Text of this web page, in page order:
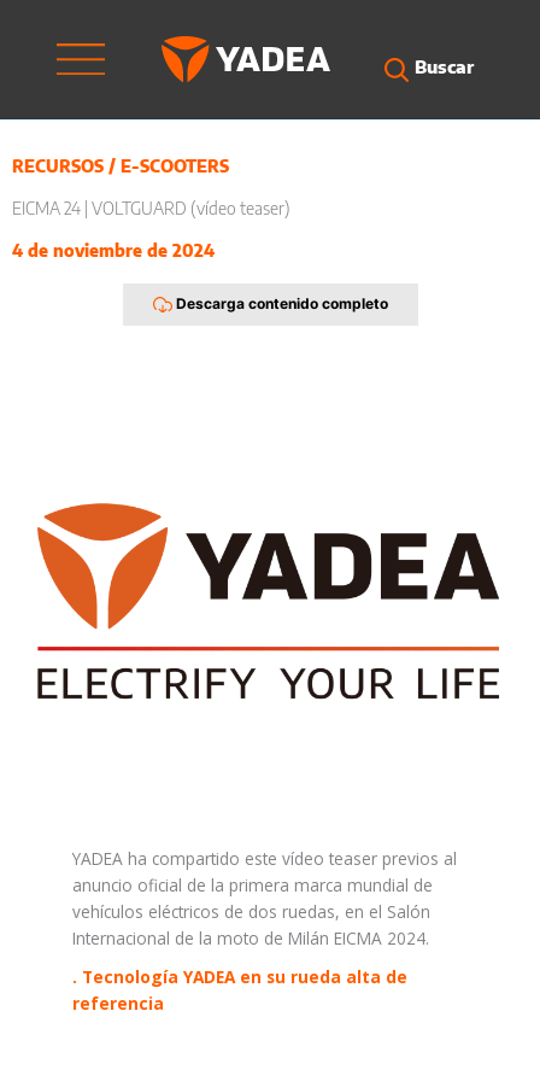
contenido
Buscar
RECURSOS / E-SCOOTERS
EICMA 24 | VOLTGUARD (vídeo teaser)
4 de noviembre de 2024
Descarga contenido completo
YADEA ha compartido este vídeo teaser previos al
anuncio oficial de la primera marca mundial de
vehículos eléctricos de dos ruedas, en el Salón
Internacional de la moto de Milán EICMA 2024.
. Tecnología YADEA en su rueda alta de
referencia